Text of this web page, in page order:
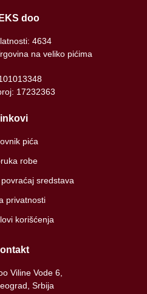
doo
4634
na veliko pićima
17232363
pića
robe
sredstava
privatnosti
korišćenja
Viline Vode 6,
Srbija